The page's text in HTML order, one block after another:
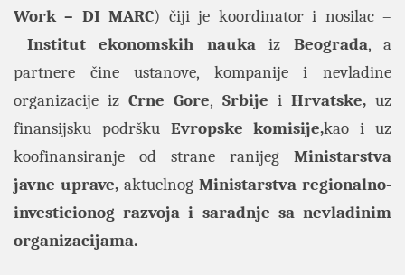
Work – DI MARC) čiji je koordinator i nosilac –
Institut ekonomskih naukaiz Beograda, a
partnere čine ustanove, kompanije i nevladine
organizacije iz Crne Gore, Srbije i Hrvatske, uz
finansijsku podršku Evropske komisije,kao i uz
koofinansiranje od strane ranijeg Ministarstva
javne uprave, aktuelnog Ministarstva regionalno-
investicionog razvoja i saradnje sa nevladinim
organizacijama.